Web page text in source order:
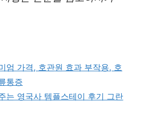
엄 가격, 호관원 효과 부작용, 호
통증
는 영국사 템플스테이 후기 그란